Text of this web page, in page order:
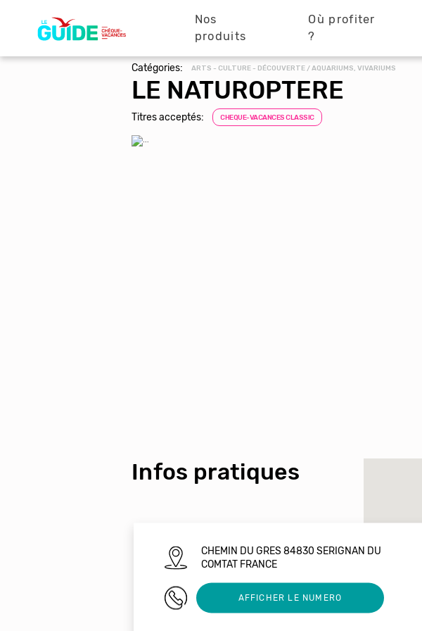
principale
Nos
produits
Où profiter
?
Catégories: ARTS - CULTURE - DÉCOUVERTE / AQUARIUMS, VIVARIUMS
LE NATUROPTERE
Titres acceptés: CHEQUE-VACANCES CLASSIC
Infos pratiques
CHEMIN DU GRES 84830 SERIGNAN DU
COMTAT FRANCE
04 90 30 33 20AFFICHER LE NUMERO